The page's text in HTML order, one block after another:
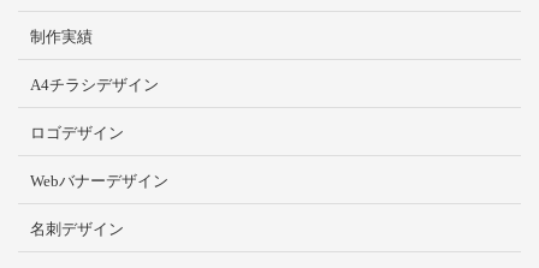
制作実績
A4チラシデザイン
ロゴデザイン
Webバナーデザイン
名刺デザイン